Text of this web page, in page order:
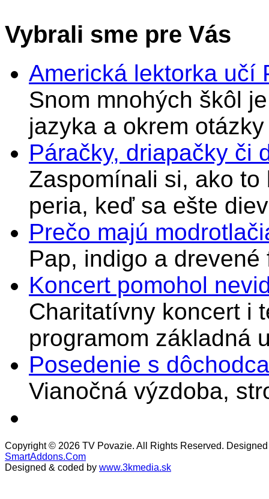
Vybrali sme pre Vás
Americká lektorka učí
Snom mnohých škôl
jazyka a okrem
Páračky, driapačky či
Zaspomínali si, ako
peria, keď sa ešte
Prečo majú
Pap, indigo a drevené
Koncert pomohol
Charitatívny koncert i
programom základná
Posedenie s
Vianočná výzdoba,
Copyright © 2026 TV Povazie. All Rights Reserved.
SmartAddons.Com
Designed & coded by www.3kmedia.sk